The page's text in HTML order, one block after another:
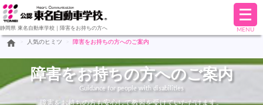
静岡県-東名自動車学校｜障害をお持ちの方へ
メ
ニ
ュ
を
開
く
MENU
home 人気のヒミツ 障害をお持ちの方へのご案内
障害をお持ちの方へのご案内
Guidance for people with disabilities
障害をお持ちの方も安心して教習を受けていただけます。